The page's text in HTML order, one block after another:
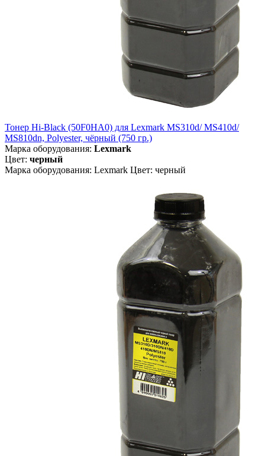
Тонер Hi-Black (50F0HA0) для Lexmark MS310d/ MS410d/
MS810dn, Polyester, чёрный (750 гр.)
Марка оборудования: Lexmark
Цвет: черный
Марка оборудования: Lexmark Цвет: черный